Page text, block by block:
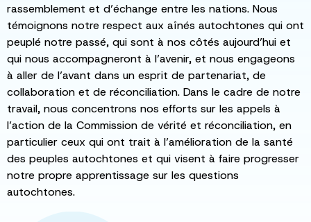
rassemblement et d’échange entre les nations. Nous
témoignons notre respect aux aînés autochtones qui ont
peuplé notre passé, qui sont à nos côtés aujourd’hui et
qui nous accompagneront à l’avenir, et nous engageons
à aller de l’avant dans un esprit de partenariat, de
collaboration et de réconciliation. Dans le cadre de notre
travail, nous concentrons nos efforts sur les appels à
l’action de la Commission de vérité et réconciliation, en
particulier ceux qui ont trait à l’amélioration de la santé
des peuples autochtones et qui visent à faire progresser
notre propre apprentissage sur les questions
autochtones.